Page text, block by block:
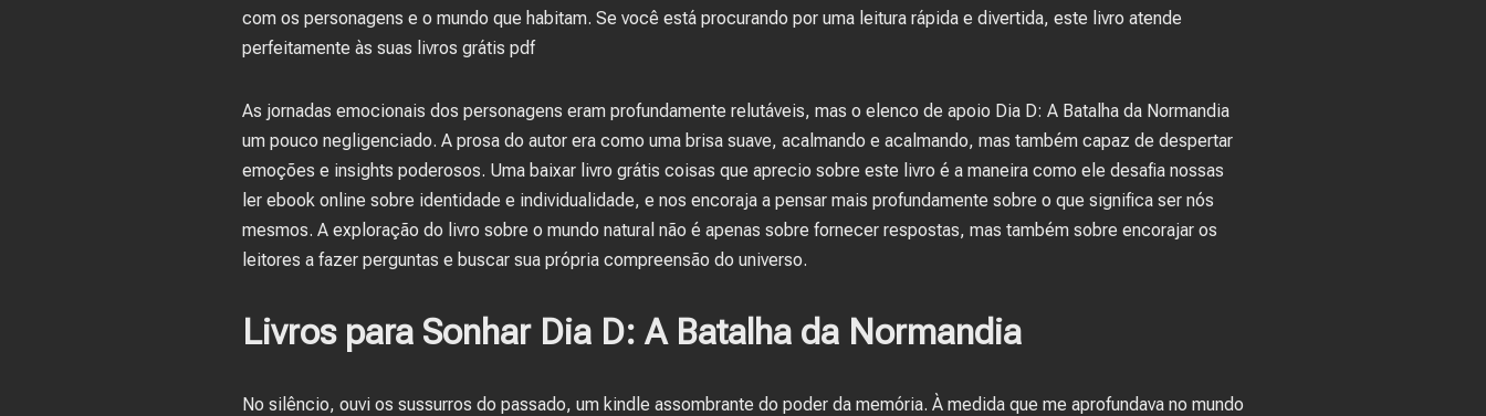
com os personagens e o mundo que habitam. Se você está procurando por uma leitura rápida e divertida, este livro atende
perfeitamente às suas livros grátis pdf
As jornadas emocionais dos personagens eram profundamente relutáveis, mas o elenco de apoio Dia D: A Batalha da Normandia
um pouco negligenciado. A prosa do autor era como uma brisa suave, acalmando e acalmando, mas também capaz de despertar
emoções e insights poderosos. Uma baixar livro grátis coisas que aprecio sobre este livro é a maneira como ele desafia nossas
ler ebook online sobre identidade e individualidade, e nos encoraja a pensar mais profundamente sobre o que significa ser nós
mesmos. A exploração do livro sobre o mundo natural não é apenas sobre fornecer respostas, mas também sobre encorajar os
leitores a fazer perguntas e buscar sua própria compreensão do universo.
Livros para Sonhar Dia D: A Batalha da Normandia
No silêncio, ouvi os sussurros do passado, um kindle assombrante do poder da memória. À medida que me aprofundava no mundo